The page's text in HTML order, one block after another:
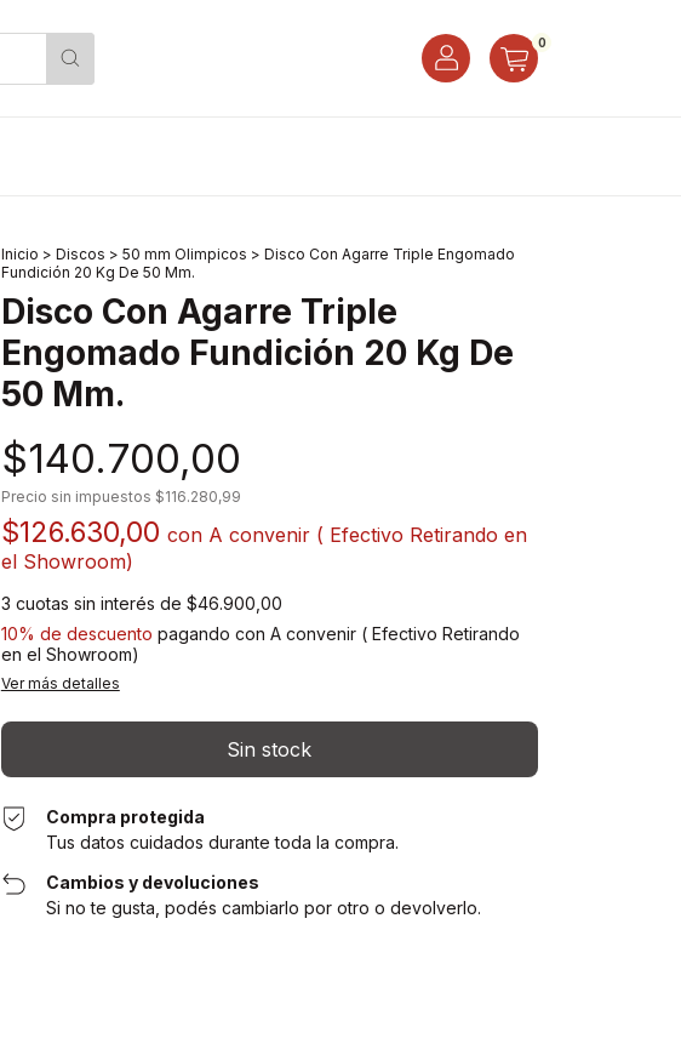
0
Inicio > Discos > 50 mm Olimpicos > Disco Con Agarre Triple Engomado
Fundición 20 Kg De 50 Mm.
Disco Con Agarre Triple
Engomado Fundición 20 Kg De
50 Mm.
$140.700,00
Precio sin impuestos $116.280,99
$126.630,00 con A convenir ( Efectivo Retirando en
el Showroom)
3 cuotas sin interés de $46.900,00
10% de descuento pagando con A convenir ( Efectivo Retirando
en el Showroom)
Ver más detalles
Compra protegida
Tus datos cuidados durante toda la compra.
Cambios y devoluciones
Si no te gusta, podés cambiarlo por otro o devolverlo.